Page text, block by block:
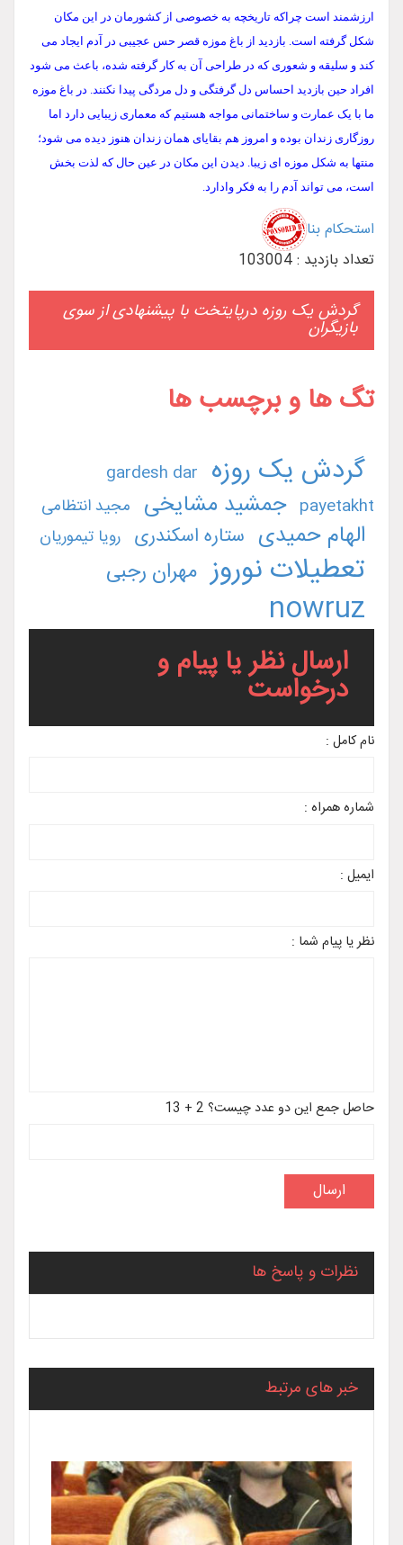
ارزشمند است چراکه تاریخچه به خصوصی از کشورمان در این مکان
شکل گرفته است. بازدید از باغ موزه قصر حس عجیبی در آدم ایجاد می
کند و سلیقه و شعوری که در طراحی آن به کار گرفته شده، باعث می شود
افراد حین بازدید احساس دل گرفتگی و دل مردگی پیدا نکنند. در باغ موزه
ما با یک عمارت و ساختمانی مواجه هستیم که معماری زیبایی دارد اما
روزگاری زندان بوده و امروز هم بقایای همان زندان هنوز دیده می شود؛
منتها به شکل موزه ای زیبا. دیدن این مکان در عین حال که لذت بخش
است، می تواند آدم را به فکر وادارد.
استحکام بنا
تعداد بازدید : 103004
گردش یک روزه درپایتخت با پیشنهادی از سوی
بازیگران
تگ ها و برچسب ها
گردش یک روزه gardesh dar
payetakht جمشید مشایخی مجید انتظامی
الهام حمیدی ستاره اسکندری رویا تیموریان
تعطیلات نوروز مهران رجبی
nowruz
ارسال نظر یا پیام و
درخواست
نام کامل :
شماره همراه :
ایمیل :
نظر یا پیام شما :
حاصل جمع این دو عدد چیست؟ 2 + 13
نظرات و پاسخ ها
خبر های مرتبط